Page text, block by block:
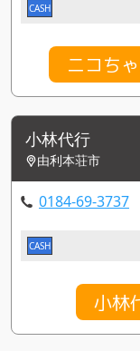
CASH
ニコち
小林代行
由利本荘市
0184-69-3737
CASH
小林